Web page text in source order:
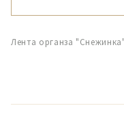
Лента органза